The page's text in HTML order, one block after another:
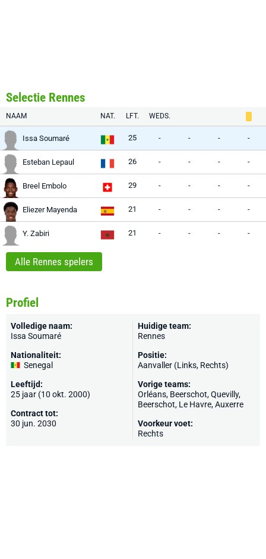
Selectie Rennes
NAAM NAT. LFT. WEDS.
Issa Soumaré 25 - - - -
Esteban Lepaul 26 - - - -
Breel Embolo 29 - - - -
Eliezer Mayenda 21 - - - -
Y. Zabiri 21 - - - -
Alle Rennes spelers
Profiel
Volledige naam:
Issa Soumaré
Nationaliteit:
Senegal
Leeftijd:
25 jaar (10 okt. 2000)
Contract tot:
30 jun. 2030
Huidige team:
Rennes
Positie:
Aanvaller (Links, Rechts)
Vorige teams:
Orléans, Beerschot,Quevilly,
Beerschot, Le Havre,Auxerre
Voorkeur voet:
Rechts